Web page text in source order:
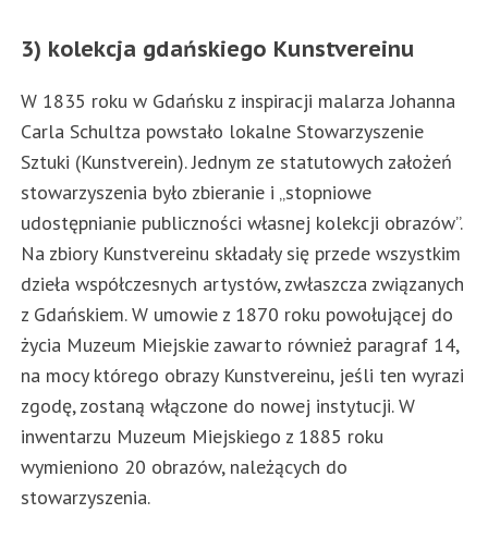
3) kolekcja gdańskiego Kunstvereinu
W 1835 roku w Gdańsku z inspiracji malarza Johanna
Carla Schultza powstało lokalne Stowarzyszenie
Sztuki (Kunstverein). Jednym ze statutowych założeń
stowarzyszenia było zbieranie i „stopniowe
udostępnianie publiczności własnej kolekcji obrazów”.
Na zbiory Kunstvereinu składały się przede wszystkim
dzieła współczesnych artystów, zwłaszcza związanych
z Gdańskiem. W umowie z 1870 roku powołującej do
życia Muzeum Miejskie zawarto również paragraf 14,
na mocy którego obrazy Kunstvereinu, jeśli ten wyrazi
zgodę, zostaną włączone do nowej instytucji. W
inwentarzu Muzeum Miejskiego z 1885 roku
wymieniono 20 obrazów, należących do
stowarzyszenia.